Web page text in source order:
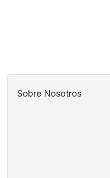
Sobre Nosotros